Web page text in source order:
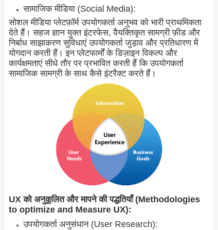
सामाजिक मीडिया (Social Media):
सोशल मीडिया प्लेटफ़ॉर्म उपयोगकर्ता अनुभव को भारी प्राथमिकता
देते हैं। सहज ज्ञान युक्त इंटरफेस, वैयक्तिकृत सामग्री फ़ीड और
निर्बाध साझाकरण सुविधाएं उपयोगकर्ता जुड़ाव और प्रतिधारण में
योगदान करती हैं। इन प्लेटफार्मों के डिज़ाइन विकल्प और
कार्यक्षमताएं सीधे तौर पर प्रभावित करती हैं कि उपयोगकर्ता
सामाजिक सामग्री के साथ कैसे इंटरैक्ट करते हैं।
UX को अनुकूलित और मापने की पद्धतियाँ (Methodologies
to optimize and Measure UX):
उपयोगकर्ता अनुसंधान (User Research):